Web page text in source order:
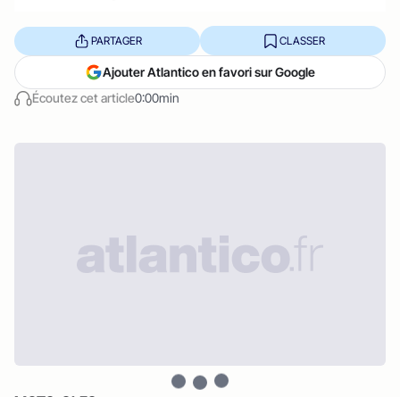
Écoutez cet article0:00min
PARTAGER CLASSER
Ajouter Atlantico en favori sur Google